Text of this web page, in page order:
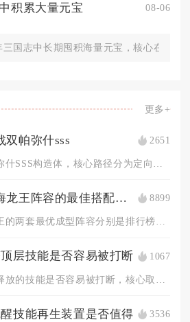
积累大量元宝 08-06
三国志中长期囤积海量元宝，核心在于
更多+
双帕弥什sss 2651
乱斗西游中北海龙王阵容的最佳搭配是什么 8899
乱斗西游北海龙王的两套最优成型阵容分别是排行榜、修罗对战通用...
层技能是否容易被打断 1067
技能再生装置是否值得 3536